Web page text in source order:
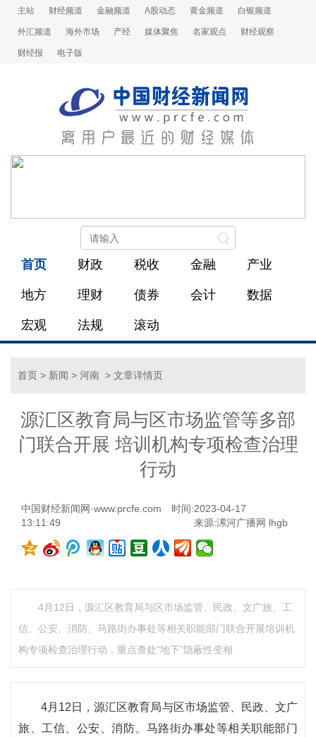
主站 财经频道 金融频道 A股动态 黄金频道 白银频道
外汇频道 海外市场 产经 媒体聚焦 名家观点 财经观察
财经报 电子版
首页 财政 税收 金融 产业
地方 理财 债券 会计 数据
宏观 法规 滚动
首页 > 新闻 > 河南 > 文章详情页
源汇区教育局与区市场监管等多部
门联合开展 培训机构专项检查治理
行动
中国财经新闻网·www.prcfe.com
时间:2023-04-17
13:11:49
来源:漯河广播网 lhgb
4月12日，源汇区教育局与区市场监管、民政、文广旅、工
信、公安、消防、马路街办事处等相关职能部门联合开展培训机
构专项检查治理行动，重点查处“地下”隐蔽性变相
4月12日，源汇区教育局与区市场监管、民政、文广
旅、工信、公安、消防、马路街办事处等相关职能部门